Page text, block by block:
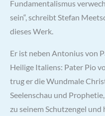
Fundamentalismus
sein“, schreibt Stefan
dieses Werk.
Er ist neben Antonius von
Heilige Italiens: Pater Pio
trug er die Wundmale
Seelenschau und
zu seinem Schutzengel